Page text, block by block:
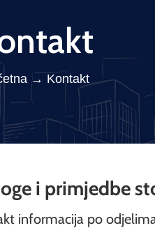
→ Kontakt
i primjedbe
informacija po